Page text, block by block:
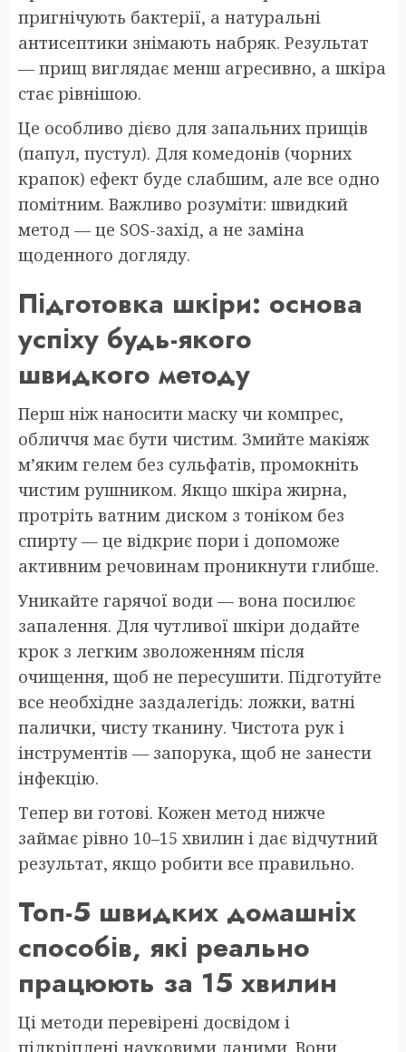
пригнічують бактерії, а натуральні
антисептики знімають набряк. Результат
— прищ виглядає менш агресивно, а шкіра
стає рівнішою.
Це особливо дієво для запальних прищів
(папул, пустул). Для комедонів (чорних
крапок) ефект буде слабшим, але все одно
помітним. Важливо розуміти: швидкий
метод — це SOS-захід, а не заміна
щоденного догляду.
Підготовка шкіри: основа
успіху будь-якого
швидкого методу
Перш ніж наносити маску чи компрес,
обличчя має бути чистим. Змийте макіяж
м’яким гелем без сульфатів, промокніть
чистим рушником. Якщо шкіра жирна,
протріть ватним диском з тоніком без
спирту — це відкриє пори і допоможе
активним речовинам проникнути глибше.
Уникайте гарячої води — вона посилює
запалення. Для чутливої шкіри додайте
крок з легким зволоженням після
очищення, щоб не пересушити. Підготуйте
все необхідне заздалегідь: ложки, ватні
палички, чисту тканину. Чистота рук і
інструментів — запорука, щоб не занести
інфекцію.
Тепер ви готові. Кожен метод нижче
займає рівно 10–15 хвилин і дає відчутний
результат, якщо робити все правильно.
Топ-5 швидких домашніх
способів, які реально
працюють за 15 хвилин
Ці методи перевірені досвідом і
підкріплені науковими даними. Вони